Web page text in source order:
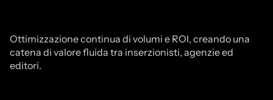
Ottimizzazione continua di volumi e ROI, creando una
catena di valore fluida tra inserzionisti, agenzie ed
editori.